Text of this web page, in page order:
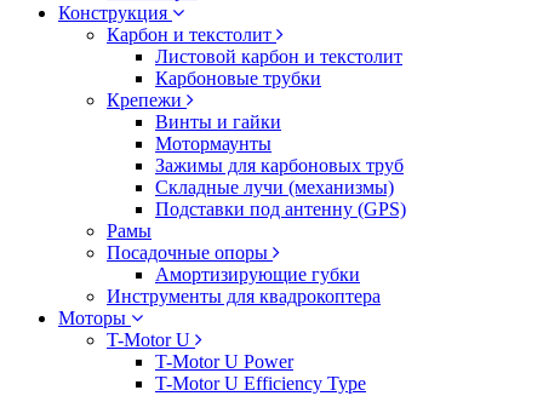
Конструкция
Карбон и текстолит
Листовой карбон и текстолит
Карбоновые трубки
Крепежи
Винты и гайки
Мотормаунты
Зажимы для карбоновых труб
Складные лучи (механизмы)
Подставки под антенну (GPS)
Рамы
Посадочные опоры
Амортизирующие губки
Инструменты для квадрокоптера
Моторы
T-Motor U
T-Motor U Power
T-Motor U Efficiency Type